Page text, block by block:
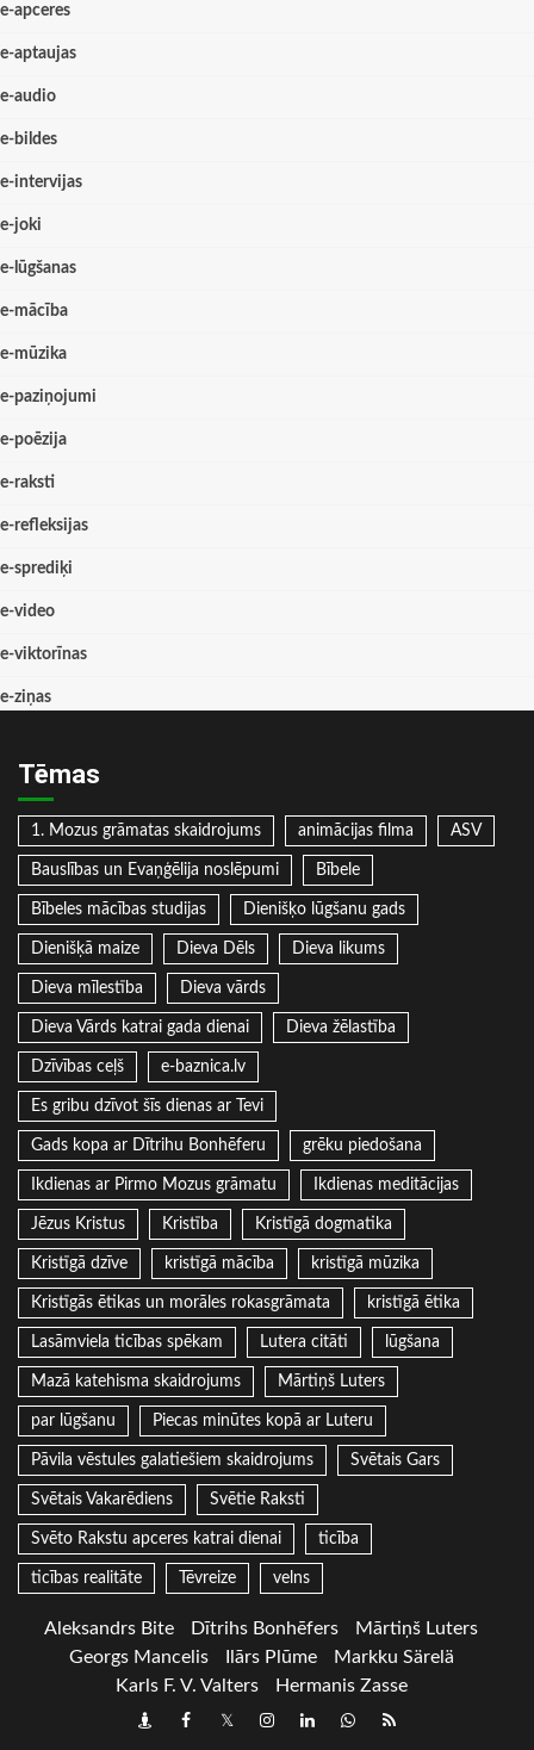
e-apceres
e-aptaujas
e-audio
e-bildes
e-intervijas
e-joki
e-lūgšanas
e-mācība
e-mūzika
e-paziņojumi
e-poēzija
e-raksti
e-refleksijas
e-sprediķi
e-video
e-viktorīnas
e-ziņas
Tēmas
1. Mozus grāmatas skaidrojums animācijas filma ASV
Bauslības un Evaņģēlija noslēpumi Bībele
Bībeles mācības studijas Dienišķo lūgšanu gads
Dienišķā maize Dieva Dēls Dieva likums
Dieva mīlestība Dieva vārds
Dieva Vārds katrai gada dienai Dieva žēlastība
Dzīvības ceļš e-baznica.lv
Es gribu dzīvot šīs dienas ar Tevi
Gads kopa ar Dītrihu Bonhēferu grēku piedošana
Ikdienas ar Pirmo Mozus grāmatu Ikdienas meditācijas
Jēzus Kristus Kristība Kristīgā dogmatika
Kristīgā dzīve kristīgā mācība kristīgā mūzika
Kristīgās ētikas un morāles rokasgrāmata kristīgā ētika
Lasāmviela ticības spēkam Lutera citāti lūgšana
Mazā katehisma skaidrojums Mārtiņš Luters
par lūgšanu Piecas minūtes kopā ar Luteru
Pāvila vēstules galatiešiem skaidrojums Svētais Gars
Svētais Vakarēdiens Svētie Raksti
Svēto Rakstu apceres katrai dienai ticība
ticības realitāte Tēvreize velns
Aleksandrs Bite Dītrihs Bonhēfers
Mārtiņš Luters
Georgs Mancelis
Ilārs Plūme
Markku Särelä
Karls F. V. Valters
Hermanis Zasse
DraugiemFacebook
TwitterInstagram
LinkedInwhatsapp
RSS